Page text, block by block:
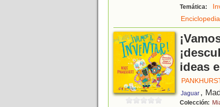
Temática:
ideas
Jaguar ,
Colección: